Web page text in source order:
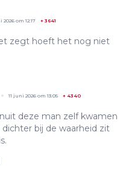
2026 om 12:17 + 3641
zegt hoeft het nog niet
11 juni 2026 om 13:05 + 4340
deze man zelf kwamen
bij de waarheid zit